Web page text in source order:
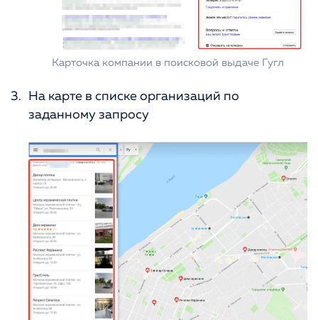
Карточка компании в поисковой выдаче Гугл
На карте в списке организаций по
заданному запросу